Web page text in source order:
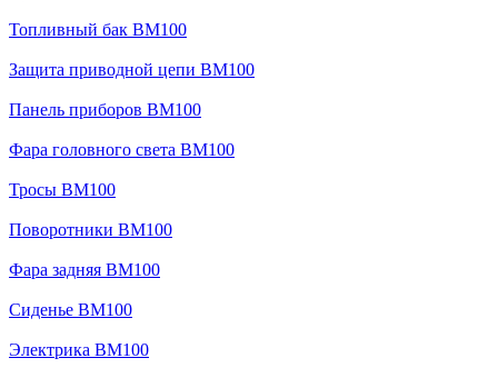
Топливный бак BM100
Защита приводной цепи BM100
Панель приборов BM100
Фара головного света BM100
Тросы BM100
Поворотники BM100
Фара задняя BM100
Сиденье BM100
Электрика BM100